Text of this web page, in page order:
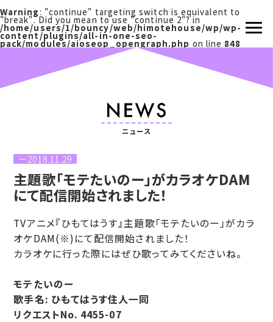
Warning: "continue" targeting switch is equivalent to
"break". Did you mean to use "continue 2"? in
/home/users/1/bouncy/web/himotehouse/wp/wp-
content/plugins/all-in-one-seo-
pack/modules/aioseop_opengraph.php on line 848
ニュース
2018.11.29
主題歌「モテたいのー」がカラオケDAM
にて配信開始されました！
TVアニメ『ひもてはうす』主題歌「モテたいのー」がカラ
オケDAM(※)にて配信開始されました！
カラオケに行った際にはぜひ歌ってみてくださいね。
モテたいのー
歌手名: ひもてはうす住人一同
リクエストNo. 4455-07